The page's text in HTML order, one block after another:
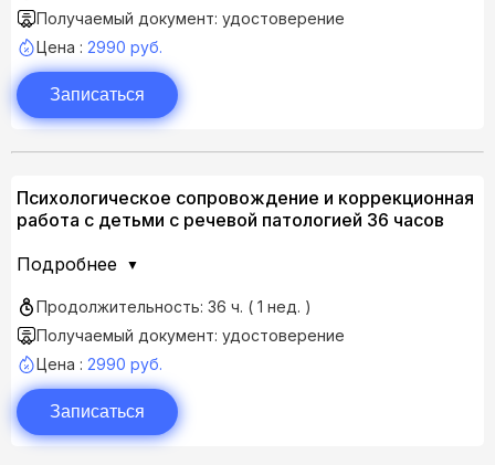
Получаемый документ: удостоверение
Цена : 2990 руб.
Записаться
Психологическое сопровождение и коррекционная
работа с детьми с речевой патологией 36 часов
Подробнее
Продолжительность: 36 ч. ( 1 нед. )
Получаемый документ: удостоверение
Цена : 2990 руб.
Записаться